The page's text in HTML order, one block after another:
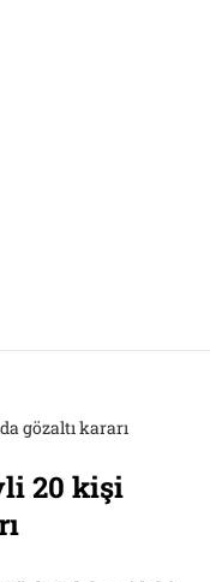
gözaltı kararı
20 kişi